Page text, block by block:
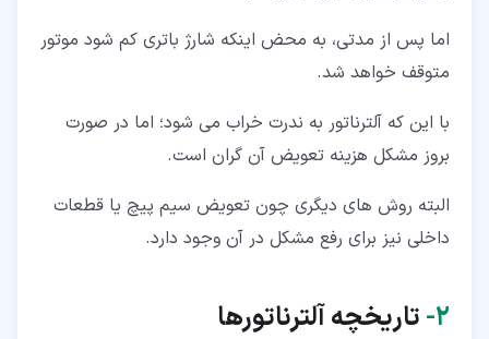
اما پس از مدتی، به محض اینکه شارژ باتری کم شود موتور
متوقف خواهد شد.
با این که آلترناتور به ندرت خراب می شود؛ اما در صورت
بروز مشکل هزینه تعویض آن گران است.
البته روش های دیگری چون تعویض سیم پیچ یا قطعات
داخلی نیز برای رفع مشکل در آن وجود دارد.
۲‏- تاریخچه آلترناتورها